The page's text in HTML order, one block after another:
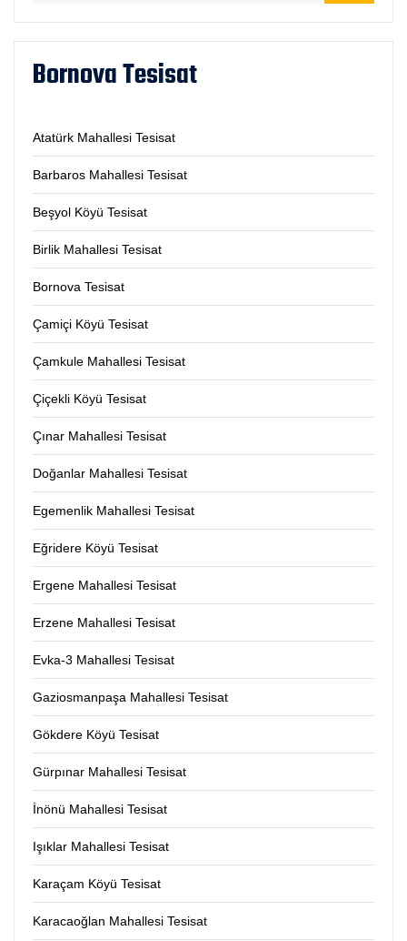
Bornova Tesisat
Atatürk Mahallesi Tesisat
Barbaros Mahallesi Tesisat
Beşyol Köyü Tesisat
Birlik Mahallesi Tesisat
Bornova Tesisat
Çamiçi Köyü Tesisat
Çamkule Mahallesi Tesisat
Çiçekli Köyü Tesisat
Çınar Mahallesi Tesisat
Doğanlar Mahallesi Tesisat
Egemenlik Mahallesi Tesisat
Eğridere Köyü Tesisat
Ergene Mahallesi Tesisat
Erzene Mahallesi Tesisat
Evka-3 Mahallesi Tesisat
Gaziosmanpaşa Mahallesi Tesisat
Gökdere Köyü Tesisat
Gürpınar Mahallesi Tesisat
İnönü Mahallesi Tesisat
Işıklar Mahallesi Tesisat
Karaçam Köyü Tesisat
Karacaoğlan Mahallesi Tesisat